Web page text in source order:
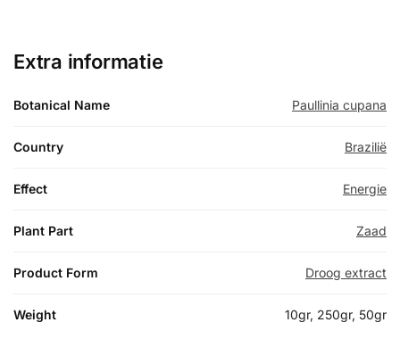
Extra informatie
Botanical Name Paullinia cupana
Country Brazilië
Effect Energie
Plant Part Zaad
Product Form Droog extract
Weight 10gr, 250gr, 50gr